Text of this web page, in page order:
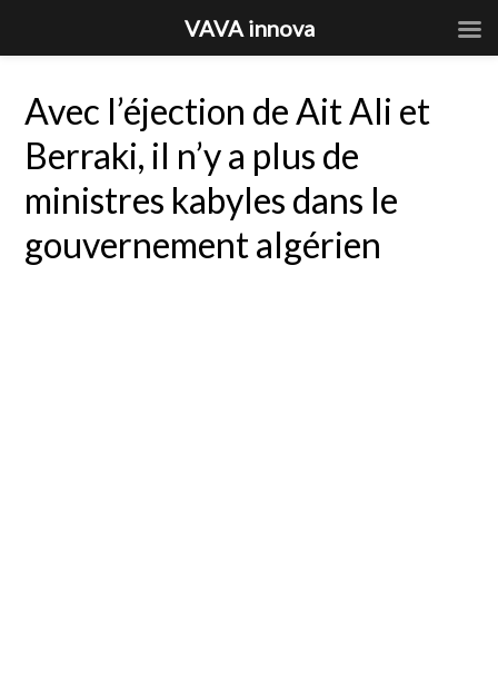
Avec l’éjection de Ait Ali et
Berraki, il n’y a plus de
ministres kabyles dans le
gouvernement algérien
VAVA innova